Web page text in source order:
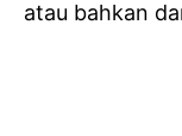
atau bahkan